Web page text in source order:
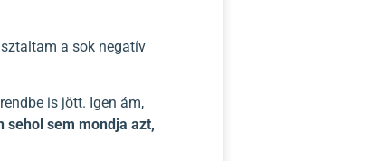
a sok negatív
is jött. Igen ám,
sehol sem mondja azt,